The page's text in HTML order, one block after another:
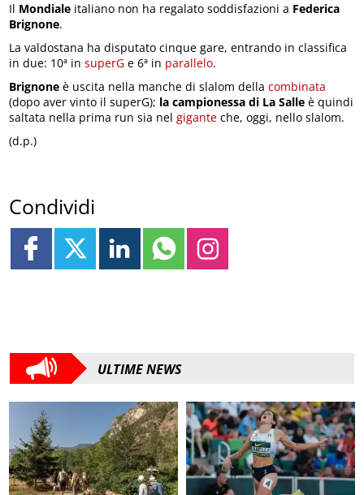
Il Mondiale italiano non ha regalato soddisfazioni a Federica
Brignone.
La valdostana ha disputato cinque gare, entrando in classifica
in due: 10ª insuperG e 6ª in parallelo.
Brignone è uscita nella manche di slalom dellacombinata
(dopo aver vinto il superG); la campionessa di La Salle è quindi
saltata nella prima run sia nelgigante che, oggi, nello slalom.
(d.p.)
Condividi
ULTIME NEWS